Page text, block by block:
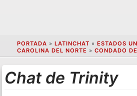
PORTADA » LATINCHAT » ESTADOS
CAROLINA DEL NORTE » CONDADO
Chat de Trinity